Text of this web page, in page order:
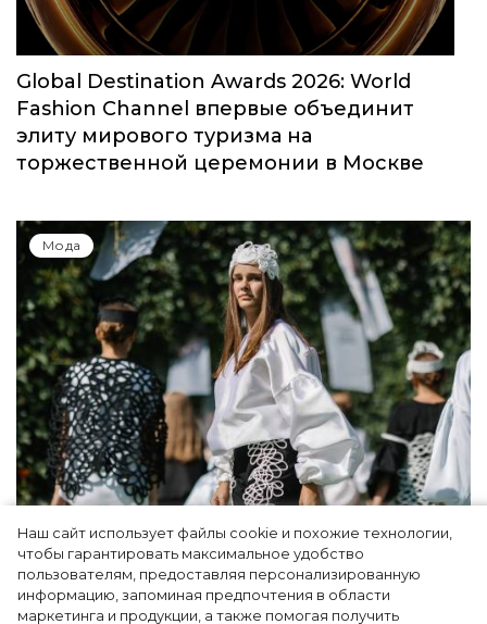
Наш сайт использует файлы cookie и похожие технологии,
чтобы гарантировать максимальное удобство
пользователям, предоставляя персонализированную
информацию, запоминая предпочтения в области
маркетинга и продукции, а также помогая получить
Global Destination Awards 2026: World
Fashion Channel впервые объединит
элиту мирового туризма на
торжественной церемонии в Москве
Мода
Показы для души: как Алтай стал новой
точкой на карте российской моды — Там,
где вдохновение само находит